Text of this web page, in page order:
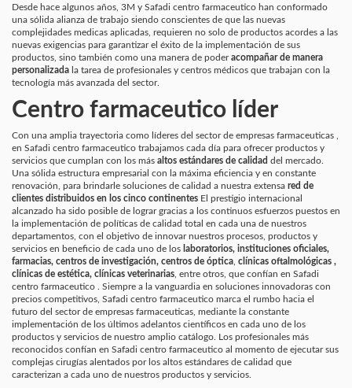
Desde hace algunos años, 3M y Safadi centro farmaceutico han conformado
una sólida alianza de trabajo siendo conscientes de que las nuevas
complejidades medicas aplicadas, requieren no solo de productos acordes a las
nuevas exigencias para garantizar el éxito de la implementación de sus
productos, sino también como una manera de poderacompañar de manera
personalizada la tarea de profesionales y centros médicos que trabajan con la
tecnología más avanzada del sector.
Centro farmaceutico líder
Con una amplia trayectoria como líderes del sector de empresas farmaceuticas ,
en Safadi centro farmaceutico trabajamos cada día para ofrecer productos y
servicios que cumplan con los más altos estándares de calidad del mercado.
Una sólida estructura empresarial con la máxima eficiencia y en constante
renovación, para brindarle soluciones de calidad a nuestra extensa red de
clientes distribuidos en los cinco continentes El prestigio internacional
alcanzado ha sido posible de lograr gracias a los continuos esfuerzos puestos en
la implementación de políticas de calidad total en cada una de nuestros
departamentos, con el objetivo de innovar nuestros procesos, productos y
servicios en beneficio de cada uno de los laboratorios, instituciones oficiales,
farmacias, centros de investigación, centros de óptica, clínicas oftalmológicas ,
clínicas de estética, clínicas veterinarias, entre otros, que confían en Safadi
centro farmaceutico . Siempre a la vanguardia en soluciones innovadoras con
precios competitivos, Safadi centro farmaceutico marca el rumbo hacia el
futuro del sector de empresas farmaceuticas, mediante la constante
implementación de los últimos adelantos científicos en cada uno de los
productos y servicios de nuestro amplio catálogo. Los profesionales más
reconocidos confían en Safadi centro farmaceutico al momento de ejecutar sus
complejas cirugías alentados por los altos estándares de calidad que
caracterizan a cada uno de nuestros productos y servicios.